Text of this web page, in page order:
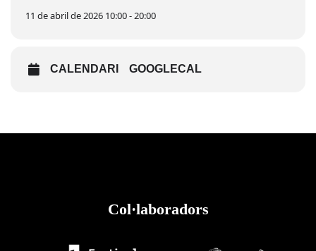
11 de abril de 2026 10:00 - 20:00
CALENDARI GOOGLECAL
Col·laboradors